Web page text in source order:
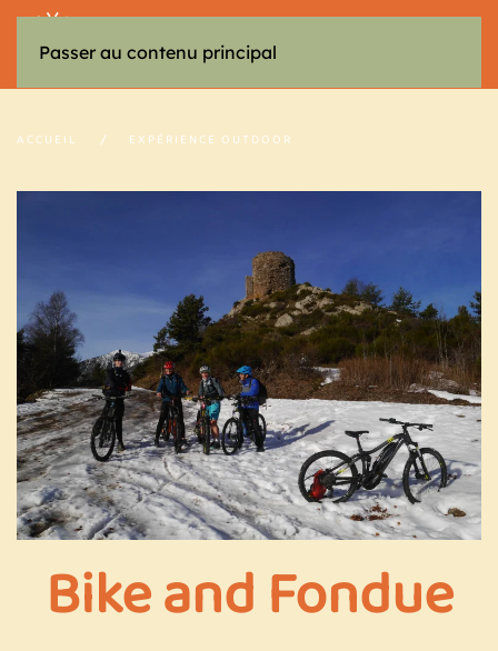
Passer au contenu principal
ACCUEIL EXPÉRIENCE OUTDOOR
Bike and Fondue